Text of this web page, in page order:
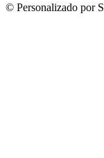
© Personalizado por